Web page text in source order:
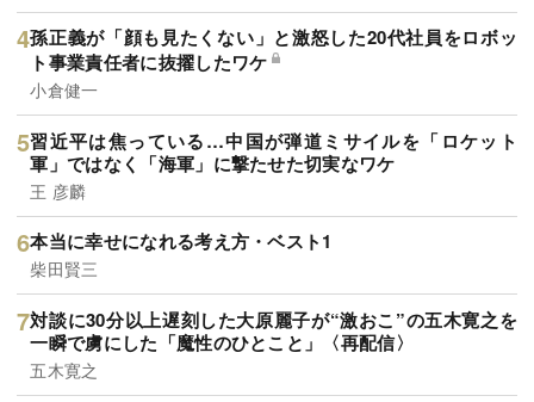
孫正義が「顔も見たくない」と激怒した20代社員をロボッ
ト事業責任者に抜擢したワケ
小倉健一
習近平は焦っている…中国が弾道ミサイルを「ロケット
軍」ではなく「海軍」に撃たせた切実なワケ
王 彦麟
本当に幸せになれる考え方・ベスト1
柴田賢三
対談に30分以上遅刻した大原麗子が“激おこ”の五木寛之を
一瞬で虜にした「魔性のひとこと」〈再配信〉
五木寛之